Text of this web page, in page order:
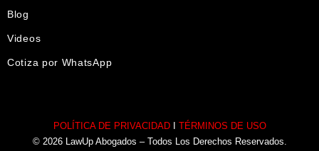
Blog
Videos
Cotiza por WhatsApp
POLÍTICA DE PRIVACIDAD
TÉRMINOS DE USO
© 2026 LawUp Abogados – Todos Los Derechos Reservados.